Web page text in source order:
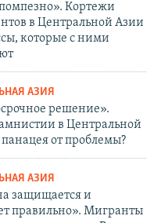
Кортежи
в Центральной Азии
которые с ними
АЗИЯ
решение».
в Центральной
от проблемы?
АЗИЯ
защищается и
правильно». Мигранты